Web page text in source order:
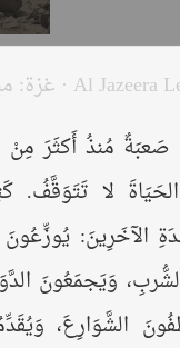
Al Jazeera
· غزة: مبادرات
مُنذُ أَكثَرَ مِنْ
لا تَتَوَقَّفُ.
الآخَرِينَ: يُوزِّعُونَ
وَيَجمَعُونَ
الشَّوَارِعَ،